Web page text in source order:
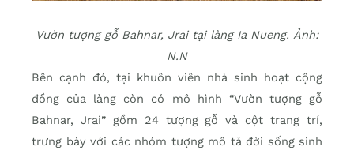
Vườn tượng gỗ Bahnar, Jrai tại làng Ia Nueng. Ảnh:
N.N
Bên cạnh đó, tại khuôn viên nhà sinh hoạt cộng
đồng của làng còn có mô hình “Vườn tượng gỗ
Bahnar, Jrai” gồm 24 tượng gỗ và cột trang trí,
trưng bày với các nhóm tượng mô tả đời sống sinh